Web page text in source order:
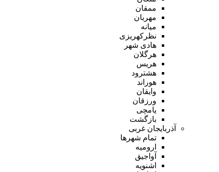
ممقان
مهربان
میانه
نظرکهریزی
هادی شهر
هرگلان
هریس
هشترود
هوراند
وایقان
ورزقان
یامچی
بازگشت
آذربایجان غربی
تمام شهر‌ها
ارومیه
آواجیق
اشنویه